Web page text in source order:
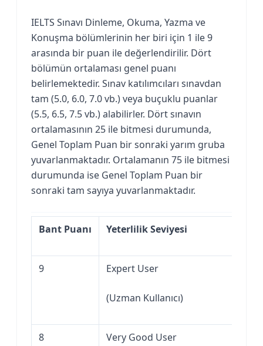
IELTS Sınavı Dinleme, Okuma, Yazma ve
Konuşma bölümlerinin her biri için 1 ile 9
arasında bir puan ile değerlendirilir. Dört
bölümün ortalaması genel puanı
belirlemektedir. Sınav katılımcıları sınavdan
tam (5.0, 6.0, 7.0 vb.) veya buçuklu puanlar
(5.5, 6.5, 7.5 vb.) alabilirler. Dört sınavın
ortalamasının 25 ile bitmesi durumunda,
Genel Toplam Puan bir sonraki yarım gruba
yuvarlanmaktadır. Ortalamanın 75 ile bitmesi
durumunda ise Genel Toplam Puan bir
sonraki tam sayıya yuvarlanmaktadır.
Bant Puanı Yeterlilik Seviyesi
9 Expert User
(Uzman Kullanıcı)
8 Very Good User